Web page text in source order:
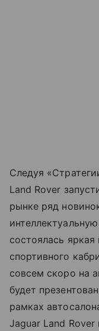
Следуя
Land Rover
рынке ряд
состоялась
спортивного
совсем скоро на
будет
рамках
Jaguar Land Rover